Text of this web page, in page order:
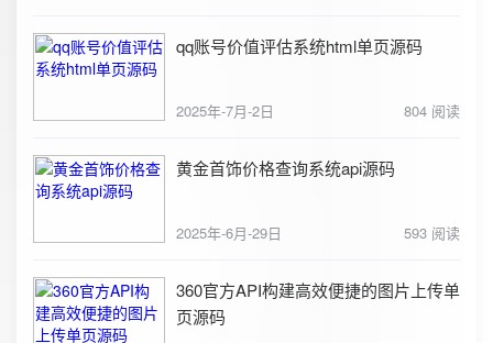
qq账号价值评估系统html单页源码
2025年-7月-2日 804 阅读
黄金首饰价格查询系统api源码
2025年-6月-29日 593 阅读
360官方API构建高效便捷的图片上传单
页源码